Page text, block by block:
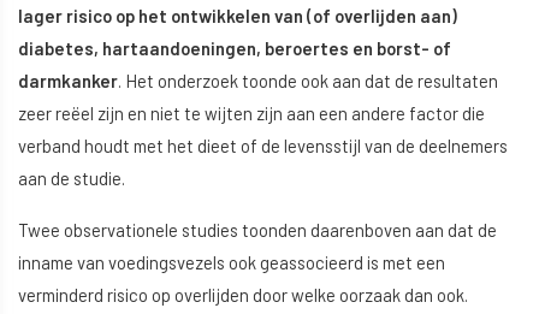
lager risico op het ontwikkelen van (of overlijden aan)
diabetes, hartaandoeningen, beroertes en borst- of
darmkanker. Het onderzoek toonde ook aan dat de resultaten
zeer reëel zijn en niet te wijten zijn aan een andere factor die
verband houdt met het dieet of de levensstijl van de deelnemers
aan de studie.
Twee observationele studies toonden daarenboven aan dat de
inname van voedingsvezels ook geassocieerd is met een
verminderd risico op overlijden door welke oorzaak dan ook.